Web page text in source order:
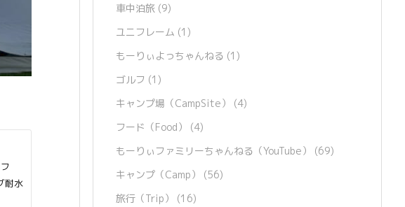
耐水
車中泊旅 (9)
ユニフレーム (1)
もーりぃよっちゃんねる (1)
ゴルフ (1)
キャンプ場（CampSite） (4)
フード（Food） (4)
もーりぃファミリーちゃんねる（YouTube） (69)
キャンプ（Camp） (56)
旅行（Trip） (16)